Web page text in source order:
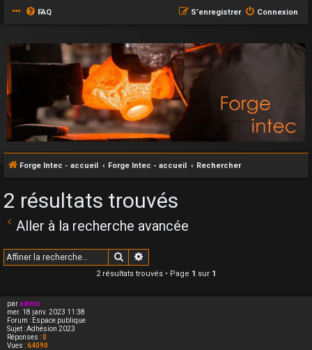
FAQ Connexion
S’enregistrer
Forge Intec - accueil Forge Intec - accueil Rechercher
2 résultats trouvés
Aller à la recherche avancée
Rechercher
2 résultats trouvés • Page 1 sur 1
paradmin
mer. 18 janv. 2023 11:38
Forum : Espace publique
Sujet :Adhésion 2023
Réponses :0
Vues :64090